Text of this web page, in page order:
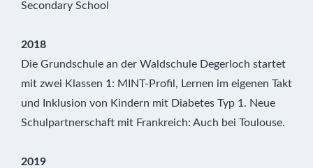
Secondary School
2018
Die Grundschule an der Waldschule Degerloch startet
mit zwei Klassen 1: MINT-Profil, Lernen im eigenen Takt
und Inklusion von Kindern mit Diabetes Typ 1. Neue
Schulpartnerschaft mit Frankreich: Auch bei Toulouse.
2019